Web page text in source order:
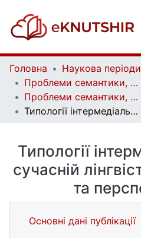
Головна
Проблеми семантики, прагматики та когнітивної лінгвістики | Problems of semantics, pragmatics and cognitive linguistics
Проблеми семантики, прагматики та когнітивної лінгвістики. Випуск 47
Типології інтермедіальності у сучасній лінгвістиці: проблеми та перспективи
Типології
сучасній
та
Основні дані публікації